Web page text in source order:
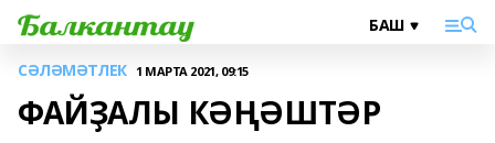
СӘЛӘМӘТЛЕК 1 МАРТА 2021, 09:15
ФАЙҘАЛЫ КӘҢӘШТӘР